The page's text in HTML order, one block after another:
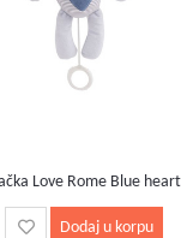
Love Rome Blue
Dodaj u korpu